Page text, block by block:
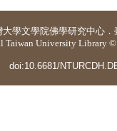
大學文學院佛學研究中心 ．
Taiwan University Library
doi:10.6681/